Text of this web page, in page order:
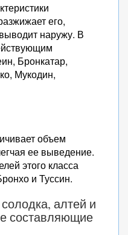
его,
наружу. В
Бронкатар,
Мукодин,
объем
ее выведение.
этого класса
и Туссин.
алтей и
составляющие